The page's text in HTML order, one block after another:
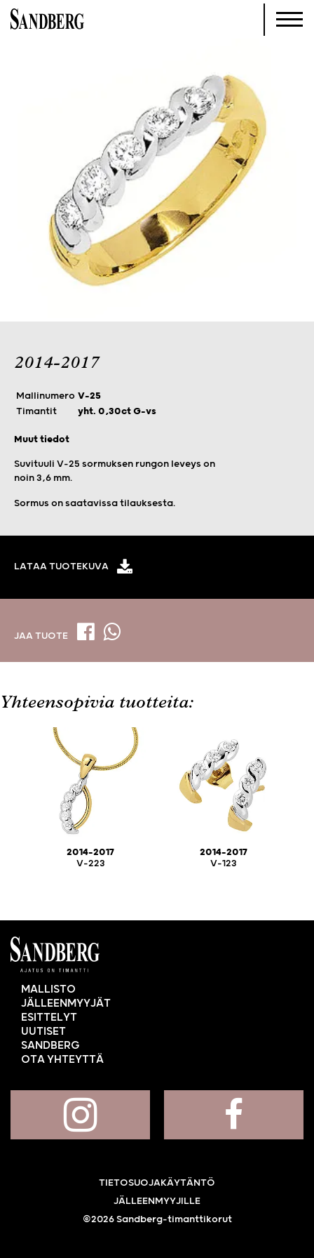
2014-2017
Mallinumero V-25
Timantit
yht. 0,30ct G-vs
Muut tiedot
Suvituuli V-25 sormuksen rungon leveys on
noin 3,6 mm.
Sormus on saatavissa tilauksesta.
LATAA TUOTEKUVA
JAA TUOTE
Yhteensopivia tuotteita:
2014-2017
V-223
2014-2017
V-123
MALLISTO
JÄLLEENMYYJÄT
ESITTELYT
UUTISET
SANDBERG
OTA YHTEYTTÄ
TIETOSUOJAKÄYTÄNTÖ
JÄLLEENMYYJILLE
©2026 Sandberg-timanttikorut